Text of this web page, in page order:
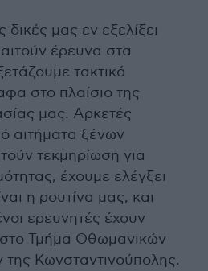
μας εν εξελίξει
έρευνα στα
τακτικά
στο πλαίσιο της
μας. Αρκετές
αιτήματα ξένων
τεκμηρίωση για
έχουμε ελέγξει
η ρουτίνα μας, και
ερευνητές έχουν
στο Τμήμα Οθωμανικών
της Κωνσταντινούπολης.